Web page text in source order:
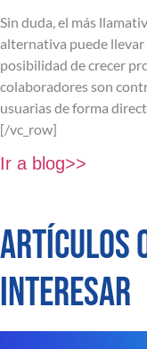
Sin duda, el más
alternativa puede
posibilidad de crecer
colaboradores son
usuarias de forma
[/vc_row]
Ir a blog>>
ARTÍCULOS
INTERESAR